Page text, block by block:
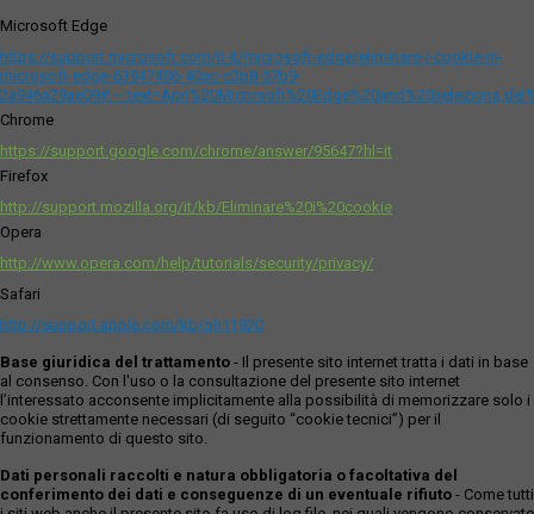
Microsoft Edge
https://support.microsoft.com/it-it/microsoft-edge/eliminare-i-cookie-in-
microsoft-edge-63947406-40ac-c3b8-57b9-
Chrome
https://support.google.com/chrome/answer/95647?hl=it
Firefox
http://support.mozilla.org/it/kb/Eliminare%20i%20cookie
Opera
http://www.opera.com/help/tutorials/security/privacy/
Safari
http://support.apple.com/kb/ph11920
Base giuridica del trattamento - Il presente sito internet tratta i dati in base
al consenso. Con l'uso o la consultazione del presente sito internet
l’interessato acconsente implicitamente alla possibilità di memorizzare solo i
cookie strettamente necessari (di seguito “cookie tecnici”) per il
funzionamento di questo sito.
Dati personali raccolti e natura obbligatoria o facoltativa del
conferimento dei dati e conseguenze di un eventuale rifiuto - Come tutti